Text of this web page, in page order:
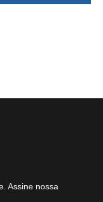
Assine nossa